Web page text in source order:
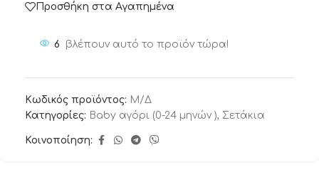
Προσθήκη στα Αγαπημένα
6 βλέπουν αυτό το προϊόν τώρα!
Κωδικός προϊόντος: Μ/Δ
Κατηγορίες: Baby αγόρι (0-24 μηνών ), Σετάκια
Κοινοποίηση: